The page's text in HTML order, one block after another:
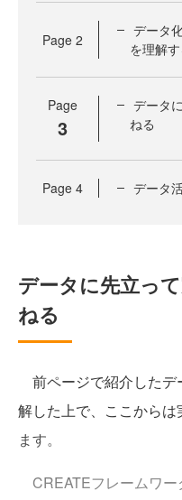
Page 2
データ
を理解す
Page
3
データ
ねる
Page 4 データ
データに先立っ
ねる
前ページで紹介したデ
解した上で、ここから
ます。
CREATEフレームワー